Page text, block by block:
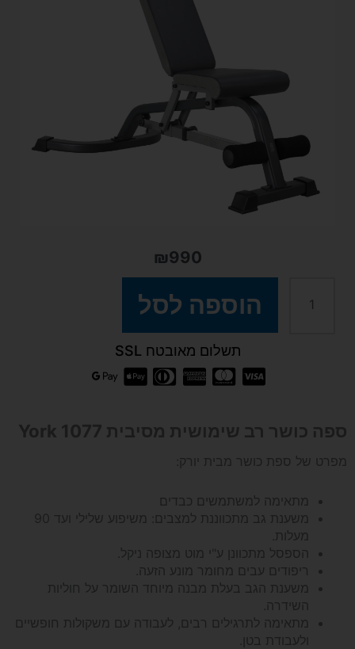
₪990
הוספה לסל
תשלום מאובטח SSL
ספה כושר רב שימושית מסיבית York 1077
מפרט של ספת כושר מבית יורק:
מתאימה למשתמשים כבדים
משענת גב מתכווננת למצבים: משיפוע שלילי ועד 90
מעלות.
הספסל מתכוונן ע"י מוט מצופה ניקל.
ריפודים עבים מחומר מונע הזעה.
משענת הגב בעלת מבנה מיוחד השומר על חוליות
השידרה.
מתאימה לתרגילים רבים, לעבודה עם משקולות חופשיים
ולעבודת בטן.